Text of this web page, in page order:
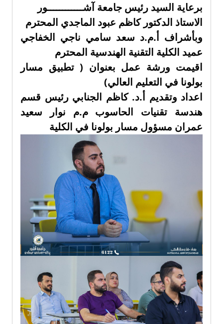
برعاية السيد رئيس جامعة آشــــــــــــور
الاستاذ الدكتور كاظم عبود الماجدي المحترم
وبأشراف أ.م.د سعد سامي ناجي الخفاجي
عميد الكلية التقنية الهندسية المحترم
اقيمت ورشة عمل بعنوان ( تطبيق مسار
بولونا في التعليم العالي)
اعداد وتقديم أ.د. كاظم الجنابي رئيس قسم
هندسة تقنيات الحاسوب م.م نوار سعيد
عمران مسؤول مسار بولونا في الكلية